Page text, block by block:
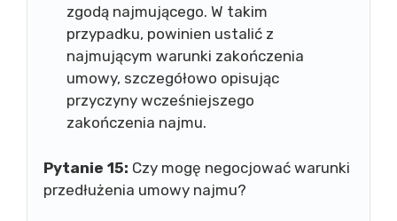
zgodą najmującego. W takim
przypadku, powinien ustalić z
najmującym warunki zakończenia
umowy, szczegółowo opisując
przyczyny wcześniejszego
zakończenia najmu.
Pytanie 15: Czy mogę negocjować warunki
przedłużenia umowy najmu?